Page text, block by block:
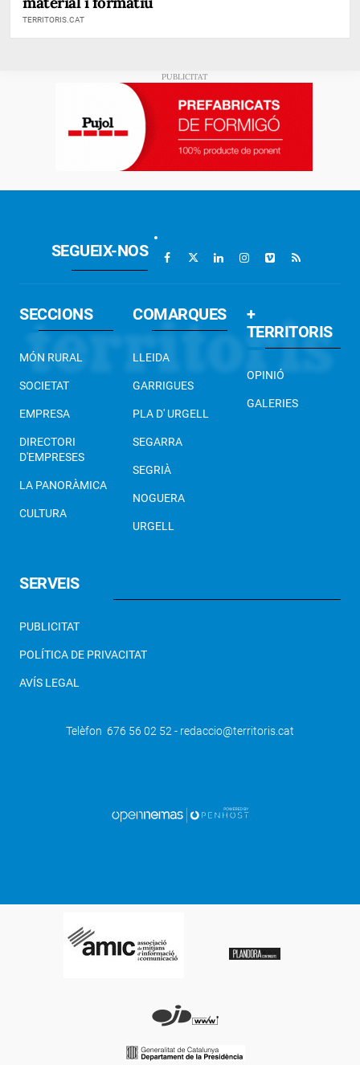
TERRITORIS.CAT
"El cuerpo", un thriller d'estil clàssic,
protagonista de la jornada inaugural del
festival de Sitges 2012
SEGUEIX-NOS
SECCIONS
MÓN RURAL
SOCIETAT
EMPRESA
DIRECTORI
D'EMPRESES
LA PANORÀMICA
CULTURA
COMARQUES
LLEIDA
GARRIGUES
PLA D' URGELL
SEGARRA
SEGRIÀ
NOGUERA
URGELL
+
TERRITORIS
OPINIÓ
GALERIES
SERVEIS
PUBLICITAT
POLÍTICA DE PRIVACITAT
AVÍS LEGAL
Telèfon 676 56 02 52 - redaccio@territoris.cat